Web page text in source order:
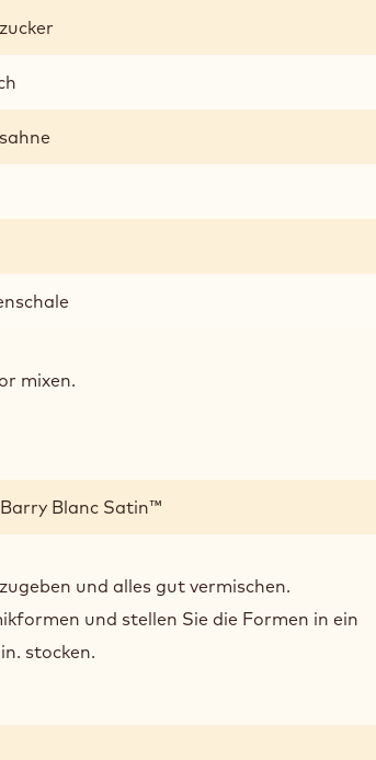
mixen.
Blanc Satin™
und alles gut vermischen.
und stellen Sie die Formen in ein
stocken.